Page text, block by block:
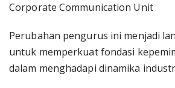
Corporate Communication Unit
Perubahan pengurus ini menjadi
untuk memperkuat fondasi
dalam menghadapi dinamika